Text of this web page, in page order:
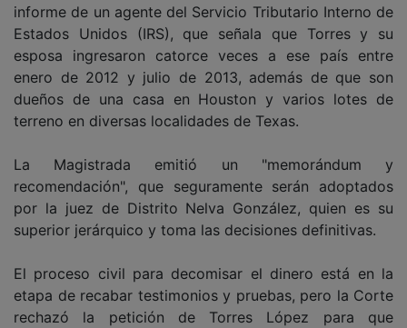
informe de un agente del Servicio Tributario Interno de
Estados Unidos (IRS), que señala que Torres y su
esposa ingresaron catorce veces a ese país entre
enero de 2012 y julio de 2013, además de que son
dueños de una casa en Houston y varios lotes de
terreno en diversas localidades de Texas.
La Magistrada emitió un "memorándum y
recomendación", que seguramente serán adoptados
por la juez de Distrito Nelva González, quien es su
superior jerárquico y toma las decisiones definitivas.
El proceso civil para decomisar el dinero está en la
etapa de recabar testimonios y pruebas, pero la Corte
rechazó la petición de Torres López para que